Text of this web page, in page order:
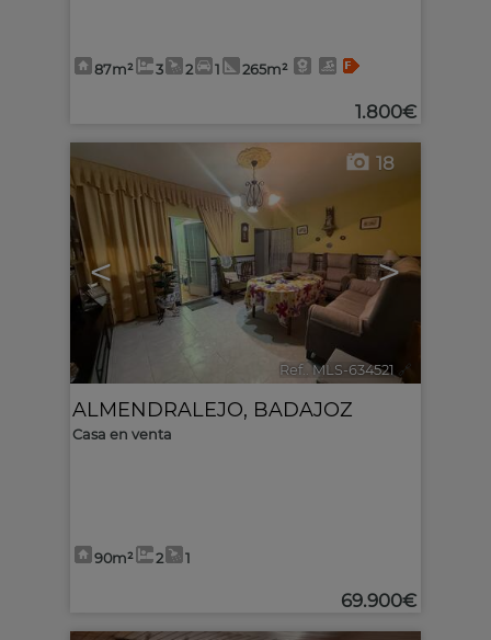
87m² 3 2 1 265m²
1.800€
< >
18
Ref.. MLS-634521 🔗
ALMENDRALEJO, BADAJOZ
Casa en venta
90m² 2 1
69.900€